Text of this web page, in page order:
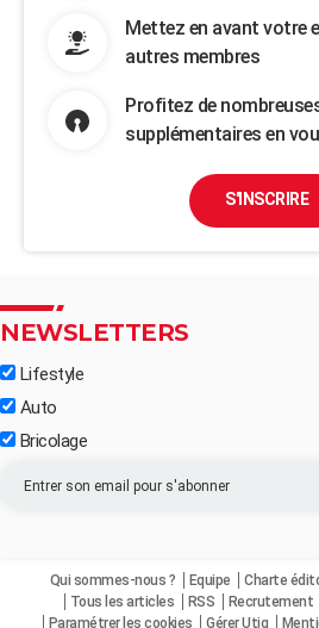
Mettez en avant votre
autres membres
Profitez de
supplémentaires en
S'INSCRIRE
NEWSLETTERS
Lifestyle
Auto
Bricolage
Qui sommes-nous ? Equipe Charte
Tous les articles
RSS Recrutement
Paramétrer les cookies
Gérer Utiq